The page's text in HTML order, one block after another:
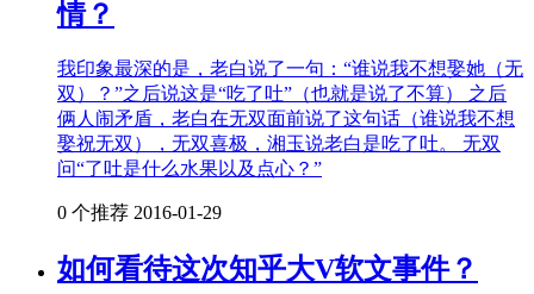
情？
我印象最深的是，老白说了一句：“谁说我不想娶她（无
双）？”之后说这是“吃了吐”（也就是说了不算） 之后
俩人闹矛盾，老白在无双面前说了这句话（谁说我不想
娶祝无双），无双喜极，湘玉说老白是吃了吐。 无双
问“了吐是什么水果以及点心？”
0 个推荐 2016-01-29
如何看待这次知乎大V软文事件？